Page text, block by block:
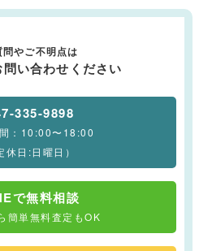
問やご不明点は
問い合わせください
335-9898
：10:00〜18:00
休日:日曜日）
で無料相談
簡単無料査定もOK